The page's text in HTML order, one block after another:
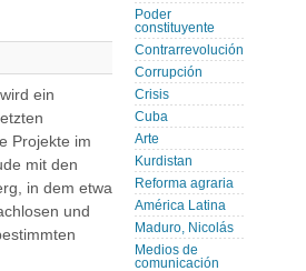
ein
Projekte im
mit den
in dem etwa
und
Poder
constituyente
Contrarrevolución
Corrupción
Crisis
Cuba
Arte
Kurdistan
Reforma agraria
América Latina
Maduro, Nicolás
Medios de
comunicación